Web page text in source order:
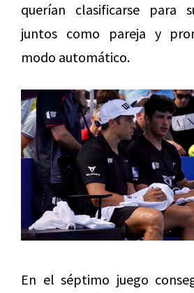
querían clasificarse para
juntos como pareja y
modo automático.
En el séptimo juego